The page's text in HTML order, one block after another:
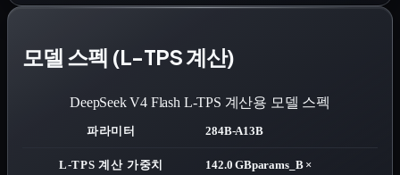
모델 스펙 (L-TPS 계산)
DeepSeek V4 Flash L-TPS 계산용 모델 스펙
파라미터 284B-A13B
L-TPS 계산 가중치 142.0 GBparams_B ×